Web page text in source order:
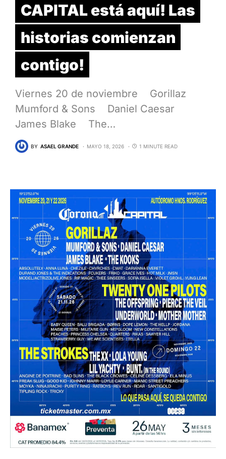
CAPITAL está aquí! Las
historias comienzan
contigo!
Viernes 20 de noviembre Gorillaz
Mumford & Sons Daniel Caesar
James Blake The…
BY ASAEL GRANDE MAYO 18, 2026 1 MINUTE READ